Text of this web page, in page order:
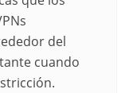
del
cuando